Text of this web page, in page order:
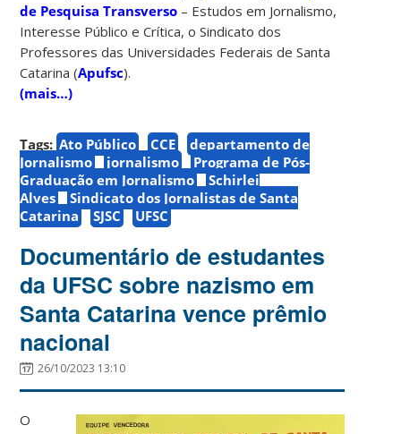
de Pesquisa Transverso – Estudos em Jornalismo,
Interesse Público e Crítica, o Sindicato dos
Professores das Universidades Federais de Santa
Catarina (Apufsc).
(mais…)
Tags: Ato Público CCE
departamento de
Jornalismo
jornalismo
Programa de Pós-
Graduação em Jornalismo
Schirlei
Alves
Sindicato dos Jornalistas de Santa
Catarina
SJSC UFSC
Documentário de estudantes
da UFSC sobre nazismo em
Santa Catarina vence prêmio
nacional
26/10/2023 13:10
O